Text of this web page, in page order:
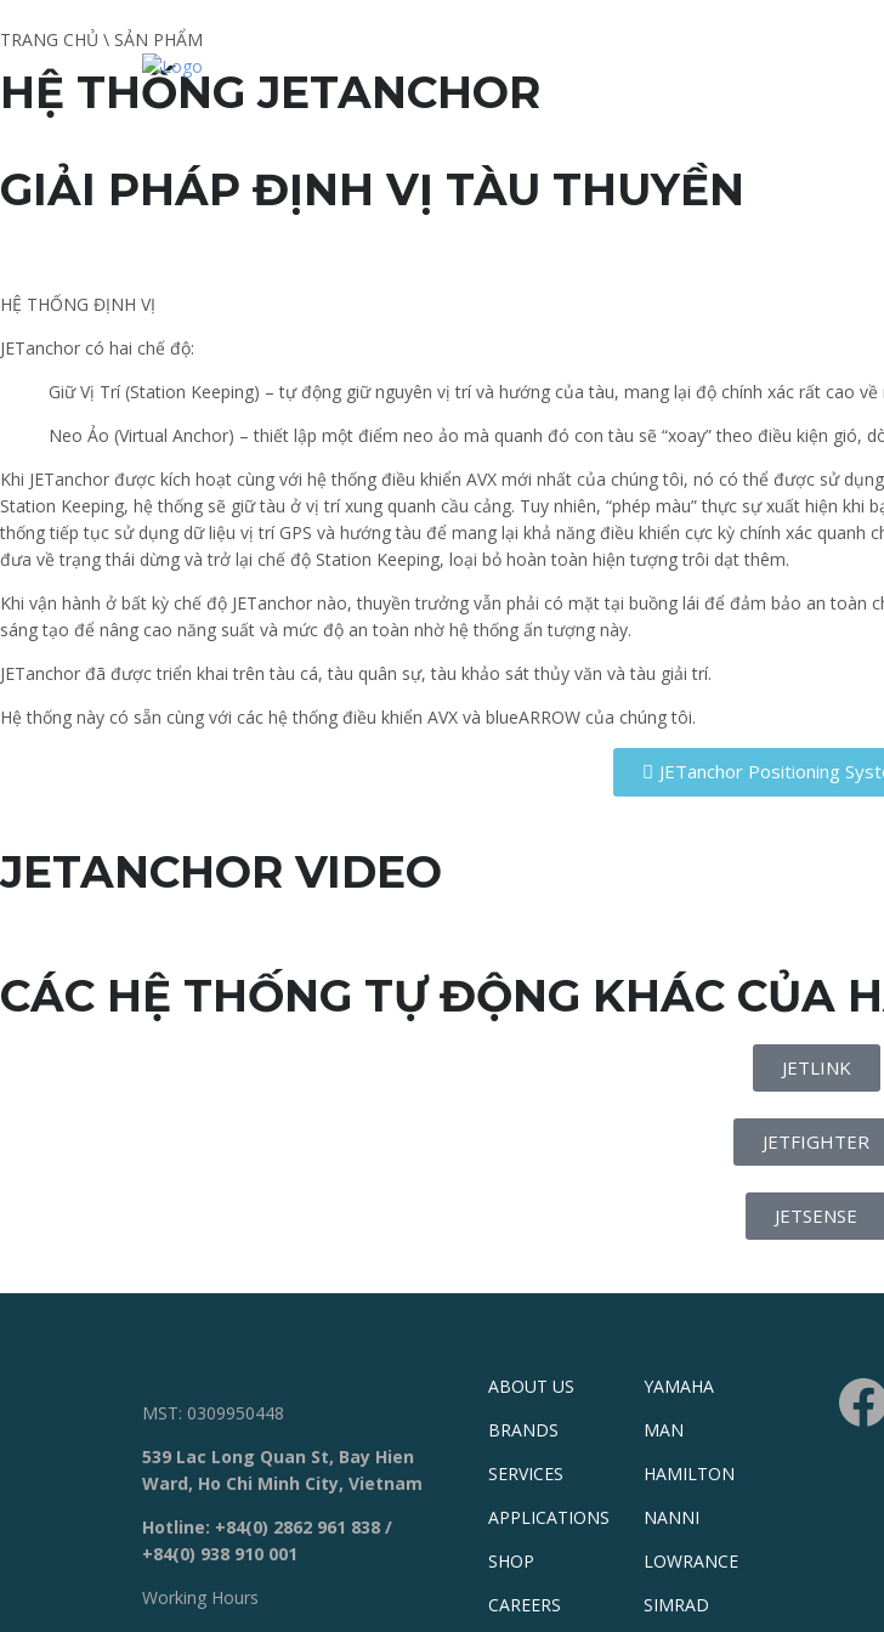
TRANG CHỦ \ SẢN PHẨM
HỆ THỐNG JETANCHOR
GIẢI PHÁP ĐỊNH VỊ TÀU THUYỀN
HỆ THỐNG ĐỊNH VỊ
JETanchor có hai chế độ:
Giữ Vị Trí (Station Keeping) – tự động giữ nguyên vị trí và hướng của tàu, mang lại độ chính xác rất cao
Neo Ảo (Virtual Anchor) – thiết lập một điểm neo ảo mà quanh đó con tàu sẽ “xoay” theo điều kiện
Khi JETanchor được kích hoạt cùng với hệ thống điều khiển AVX mới nhất của chúng tôi, nó có thể được sử
Station Keeping, hệ thống sẽ giữ tàu ở vị trí xung quanh cầu cảng. Tuy nhiên, “phép màu” thực sự xuất hiện
thống tiếp tục sử dụng dữ liệu vị trí GPS và hướng tàu để mang lại khả năng điều khiển cực kỳ chính xác
đưa về trạng thái dừng và trở lại chế độ Station Keeping, loại bỏ hoàn toàn hiện tượng trôi dạt thêm.
Khi vận hành ở bất kỳ chế độ JETanchor nào, thuyền trưởng vẫn phải có mặt tại buồng lái để đảm bảo an
sáng tạo để nâng cao năng suất và mức độ an toàn nhờ hệ thống ấn tượng này.
JETanchor đã được triển khai trên tàu cá, tàu quân sự, tàu khảo sát thủy văn và tàu giải trí.
Hệ thống này có sẵn cùng với các hệ thống điều khiển AVX và blueARROW của chúng tôi.
JETanchor Positioning
JETANCHOR VIDEO
CÁC HỆ THỐNG TỰ ĐỘNG KHÁC CỦA
JETLINK
JETFIGHTER
JETSENSE
MST: 0309950448
539 Lac Long Quan St, Bay Hien
Ward, Ho Chi Minh City, Vietnam
Hotline: +84(0) 2862 961 838 /
+84(0) 938 910 001
Working Hours
ABOUT US
BRANDS
SERVICES
APPLICATIONS
SHOP
CAREERS
YAMAHA
MAN
HAMILTON
NANNI
LOWRANCE
SIMRAD